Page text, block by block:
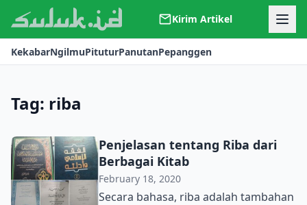
Kirim Artikel
Kerjasama
Kontak
KekabarNgilmuPituturPanutanPepanggen
Tag: riba
Penjelasan tentang Riba dari
Berbagai Kitab
February 18, 2020
Secara bahasa, riba adalah tambahan